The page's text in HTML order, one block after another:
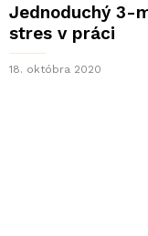
Jednoduchý 3-
stres v práci
18. októbra 2020